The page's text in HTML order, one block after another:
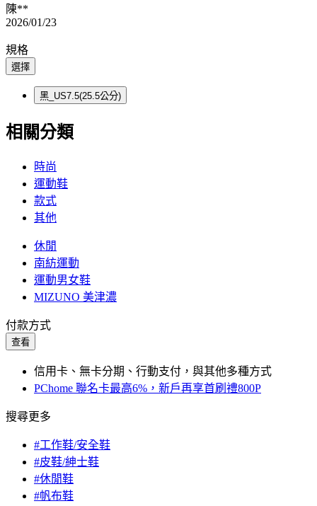
陳**
2026/01/23
規格
選擇
黑_US7.5(25.5公分)
相關分類
時尚
運動鞋
款式
其他
休閒
南紡運動
運動男女鞋
MIZUNO 美津濃
付款方式
查看
信用卡、無卡分期、行動支付，與其他多種方式
PChome 聯名卡最高6%，新戶再享首刷禮800P
搜尋更多
#工作鞋/安全鞋
#皮鞋/紳士鞋
#休閒鞋
#帆布鞋